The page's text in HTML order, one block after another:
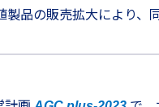
品の販売拡大により、